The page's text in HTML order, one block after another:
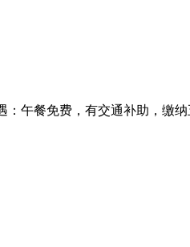
午餐免费，有交通补助，缴纳